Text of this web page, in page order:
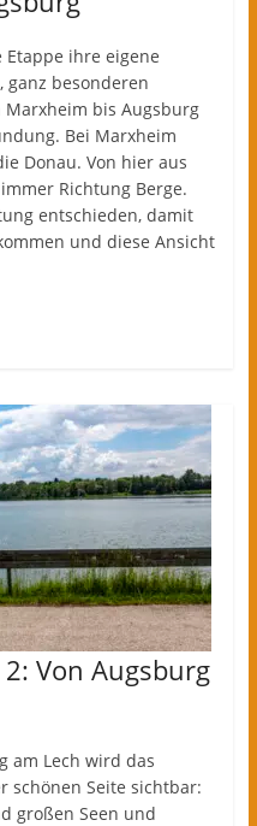
ihre eigene
besonderen
Marxheim bis Augsburg
Bei Marxheim
Donau. Von hier aus
Richtung Berge.
entschieden, damit
und diese Ansicht
Von Augsburg
am Lech wird das
schönen Seite sichtbar:
großen Seen und